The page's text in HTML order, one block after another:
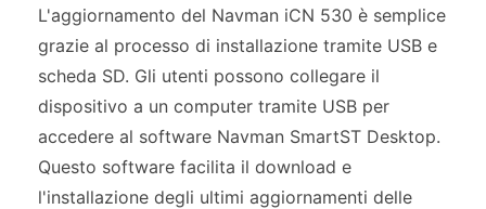
L'aggiornamento del Navman iCN 530 è semplice
grazie al processo di installazione tramite USB e
scheda SD. Gli utenti possono collegare il
dispositivo a un computer tramite USB per
accedere al software Navman SmartST Desktop.
Questo software facilita il download e
l'installazione degli ultimi aggiornamenti delle